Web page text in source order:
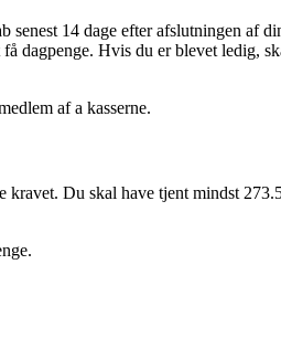
14 dage efter afslutningen af
dagpenge. Hvis du er blevet ledig,
af a kasserne.
Du skal have tjent mindst